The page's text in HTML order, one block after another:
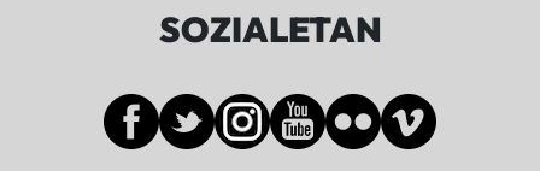
SOZIALETAN